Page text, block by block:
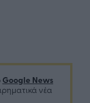
Google News
νέα